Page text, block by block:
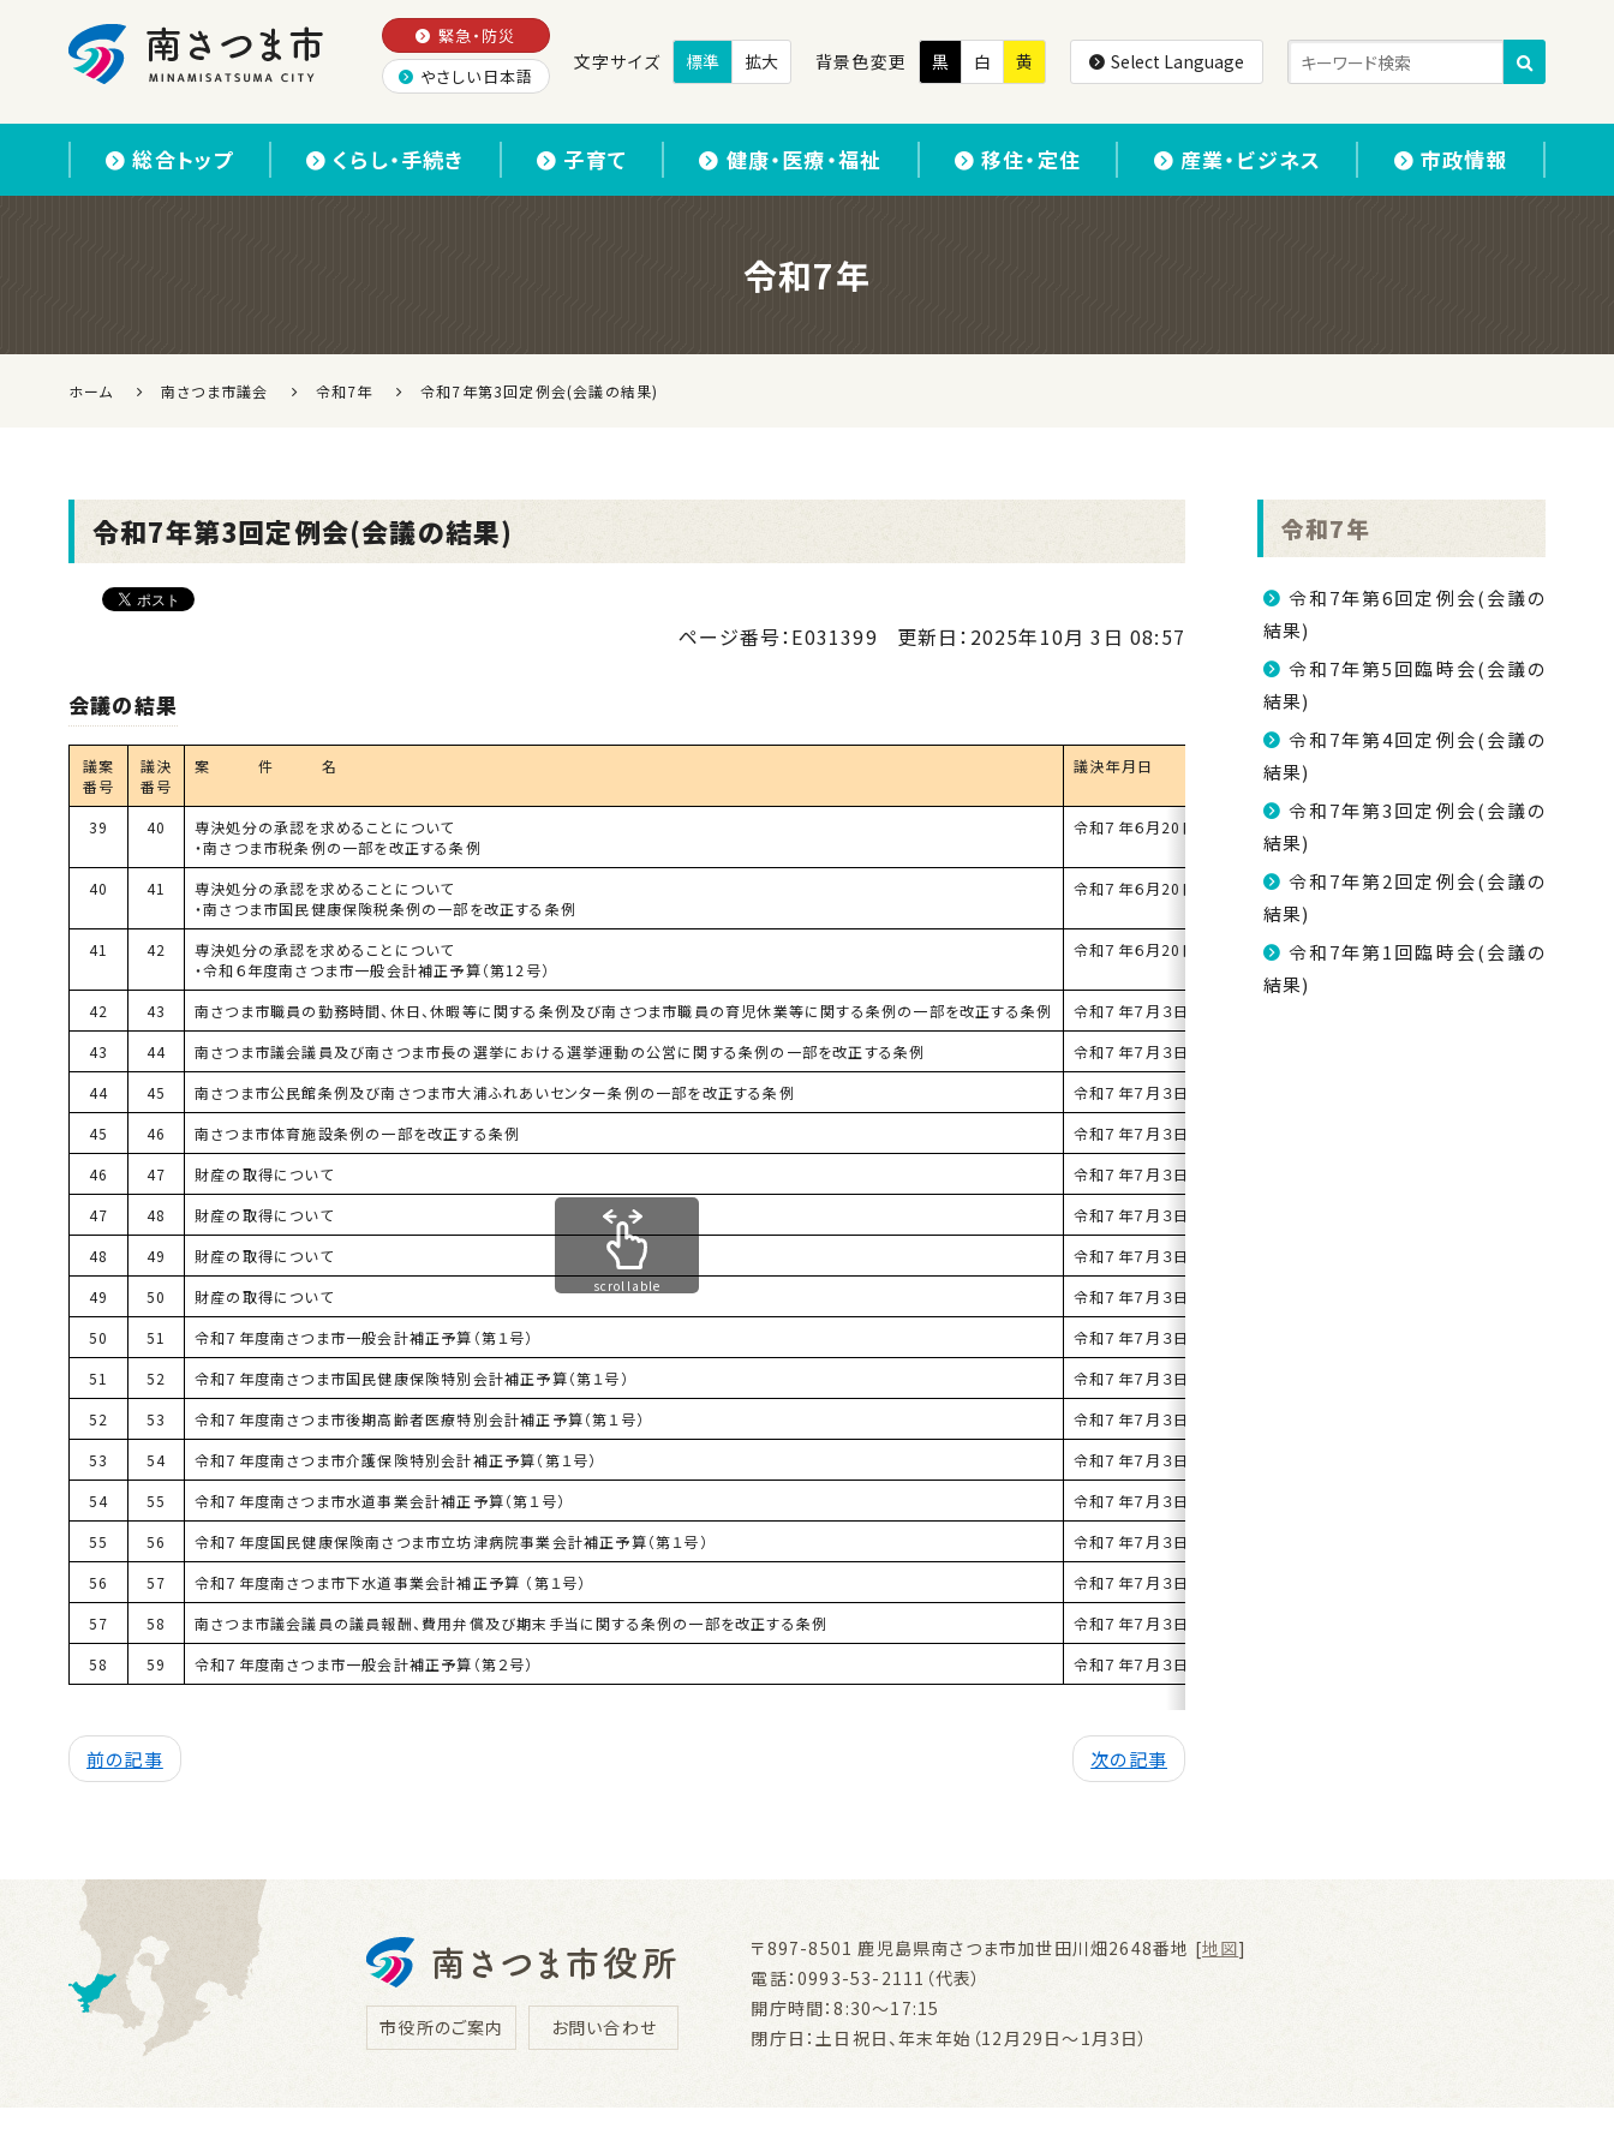
緊急・防災
やさしい日本語
文字サイズ 標準 拡大 背景色変更 黒 白 黄 Select Language
総合トップ くらし・手続き 子育て 健康・医療・福祉 移住・定住 産業・ビジネス 市政情報
令和7年
ホーム 南さつま市議会 令和7年 令和7年第3回定例会(会議の結果)
令和7年第3回定例会(会議の結果)
ページ番号：E031399 更新日： 2025年10月 3日 08:57
会議の結果
議案
番号
議決
番号
案 件 名 議決年月日 議決結果
39 40
専決処分の承認を求めることについて
・南さつま市税条例の一部を改正する条例
令和７年６月20日
40 41
専決処分の承認を求めることについて
・南さつま市国民健康保険税条例の一部を改正する条例
令和７年６月20日 承認
41 42
専決処分の承認を求めることについて
・令和６年度南さつま市一般会計補正予算（第12 号）
令和７年６月20日 承認
42 43 南さつま市職員の勤務時間、休日、休暇等に関する条例及び南さつま市職員の育児休業等に関する条例の一部を改正する条例 令和７年７月３日
43
44 南さつま市議会議員及び南さつま市長の選挙における選挙運動の公営に関する条例の一部を改正する条例 令和７年７月３日
44
45 南さつま市公民館条例及び南さつま市大浦ふれあいセンター条例の一部を改正する条例 令和７年７月３日
45
46 南さつま市体育施設条例の一部を改正する条例 令和７年７月３日
46
47 財産の取得について 令和７年７月３日
47
48 財産の取得について 令和７年７月３日
48
49 財産の取得について 令和７年７月３日
49
50 財産の取得について 令和７年７月３日
50
51 令和７年度南さつま市一般会計補正予算（第１号） 令和７年７月３日
51
52 令和７年度南さつま市国民健康保険特別会計補正予算（第１号） 令和７年７月３日
52
53 令和７年度南さつま市後期高齢者医療特別会計補正予算（第１号） 令和７年７月３日
53
54 令和７年度南さつま市介護保険特別会計補正予算（第１号） 令和７年７月３日
54
55 令和７年度南さつま市水道事業会計補正予算（第１号） 令和７年７月３日
55
56 令和７年度国民健康保険南さつま市立坊津病院事業会計補正予算（第１号） 令和７年７月３日
56
57 令和７年度南さつま市下水道事業会計補正予算 （第１号） 令和７年７月３日
57
58 南さつま市議会議員の議員報酬、費用弁償及び期末手当に関する条例の一部を改正する条例 令和７年７月３日
58
59 令和７年度南さつま市一般会計補正予算（第２号） 令和７年７月３日
scrollable
前の記事 次の記事
令和7年
令和7年第6回定例会(会議の
結果)
令和7年第5回臨時会(会議の
結果)
令和7年第4回定例会(会議の
結果)
令和7年第3回定例会(会議の
結果)
令和7年第2回定例会(会議の
結果)
令和7年第1回臨時会(会議の
結果)
市役所のご案内 お問い合わせ
〒897-8501鹿児島県南さつま市加世田川畑2648番地 [地図]
電話：0993-53-2111（代表）
開庁時間：8:30～17:15
閉庁日：土日祝日、年末年始（12月29日～1月3日）